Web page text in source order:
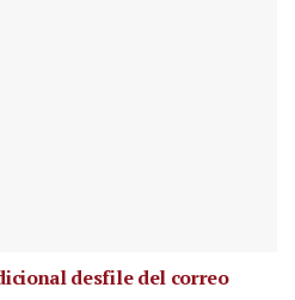
desfile del correo